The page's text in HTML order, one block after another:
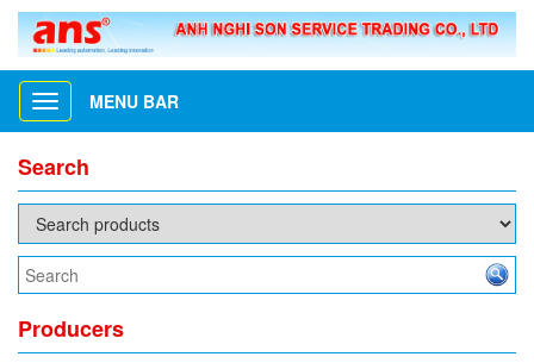
Toggle
navigation
MENU BAR
Search
Producers